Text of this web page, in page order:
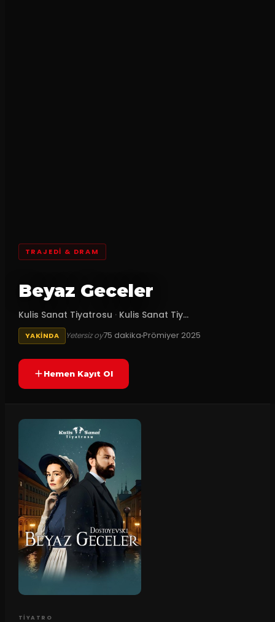
TRAJEDI & DRAM
Beyaz Geceler
Kulis Sanat Tiyatrosu · Kulis Sanat Tiy...
YAKINDA Yetersiz oy75 dakikaPrömiyer 2025
Hemen Kayıt Ol
TIYATRO